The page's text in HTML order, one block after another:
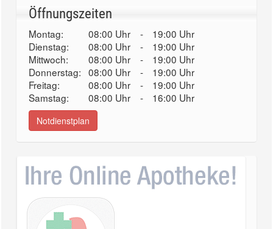
Öffnungszeiten
Montag: 08:00 Uhr -
19:00 Uhr
Dienstag:
08:00 Uhr -
19:00 Uhr
Mittwoch:
08:00 Uhr -
19:00 Uhr
Donnerstag: 08:00 Uhr -
19:00 Uhr
Freitag:
08:00 Uhr -
19:00 Uhr
Samstag:
08:00 Uhr - 16:00 Uhr
Notdienstplan